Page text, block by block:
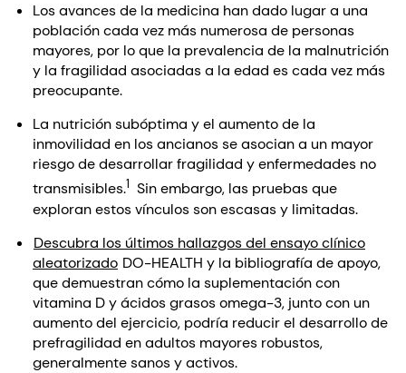
Los avances de la medicina han dado lugar a una
población cada vez más numerosa de personas
mayores, por lo que la prevalencia de la malnutrición
y la fragilidad asociadas a la edad es cada vez más
preocupante.
La nutrición subóptima y el aumento de la
inmovilidad en los ancianos se asocian a un mayor
riesgo de desarrollar fragilidad y enfermedades no
transmisibles.1 Sin embargo, las pruebas que
exploran estos vínculos son escasas y limitadas.
Descubra los últimos hallazgos del ensayo clínico
aleatorizado DO-HEALTH y la bibliografía de apoyo,
que demuestran cómo la suplementación con
vitamina D y ácidos grasos omega-3, junto con un
aumento del ejercicio, podría reducir el desarrollo de
prefragilidad en adultos mayores robustos,
generalmente sanos y activos.